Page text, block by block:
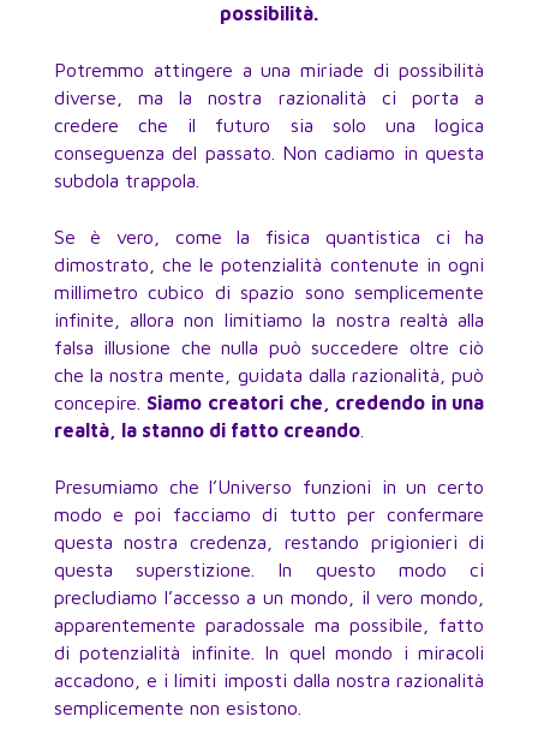
possibilità.
Potremmo attingere a una miriade di possibilità
diverse, ma la nostra razionalità ci porta a
credere che il futuro sia solo una logica
conseguenza del passato. Non cadiamo in questa
subdola trappola.
Se è vero, come la fisica quantistica ci ha
dimostrato, che le potenzialità contenute in ogni
millimetro cubico di spazio sono semplicemente
infinite, allora non limitiamo la nostra realtà alla
falsa illusione che nulla può succedere oltre ciò
che la nostra mente, guidata dalla razionalità, può
concepire. Siamo creatori che, credendo in una
realtà, la stanno di fatto creando.
Presumiamo che l’Universo funzioni in un certo
modo e poi facciamo di tutto per confermare
questa nostra credenza, restando prigionieri di
questa superstizione. In questo modo ci
precludiamo l’accesso a un mondo, il vero mondo,
apparentemente paradossale ma possibile, fatto
di potenzialità infinite. In quel mondo i miracoli
accadono, e i limiti imposti dalla nostra razionalità
semplicemente non esistono.